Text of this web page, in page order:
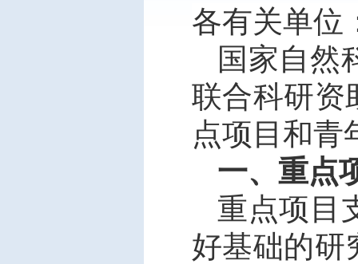
各有关单位
国家自然
联合科研资
点项目和青
一、重点
重点项目
好基础的研